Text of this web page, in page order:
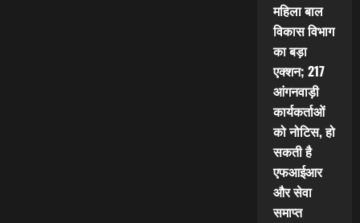
महिला बाल
विकास विभाग
का बड़ा
एक्शन; 217
आंगनवाड़ी
कार्यकर्ताओं
को नोटिस, हो
सकती है
एफआईआर
और सेवा
समाप्त